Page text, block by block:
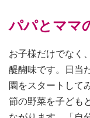
パパとママ
お子様だけでなく
醍醐味です。日当
園をスタートして
節の野菜を子ども